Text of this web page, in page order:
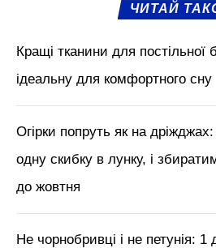
ЧИТАЙ
Кращі тканини для постільної
ідеальну для комфортного сну
Огірки попруть як на
одну скибку в лунку, і
до жовтня
Не чорнобривці і не петунія: